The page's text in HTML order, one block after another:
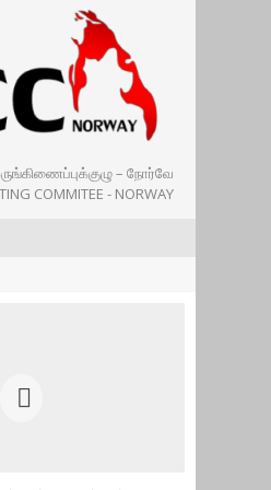
– நோர்வே
COMMITEE - NORWAY